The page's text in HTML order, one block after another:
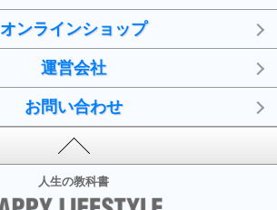
オンラインショップ
運営会社
お問い合わせ
人生の教科書